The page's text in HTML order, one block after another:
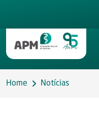
Home Notícias